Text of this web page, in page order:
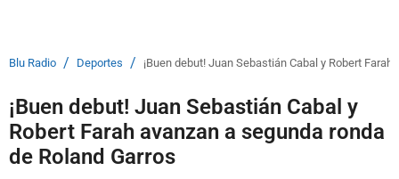
Blu Radio / Deportes / ¡Buen debut! Juan Sebastián Cabal y Robert
¡Buen debut! Juan Sebastián Cabal y
Robert Farah avanzan a segunda ronda
de Roland Garros